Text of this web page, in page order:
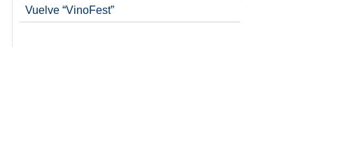
Vuelve “VinoFest”